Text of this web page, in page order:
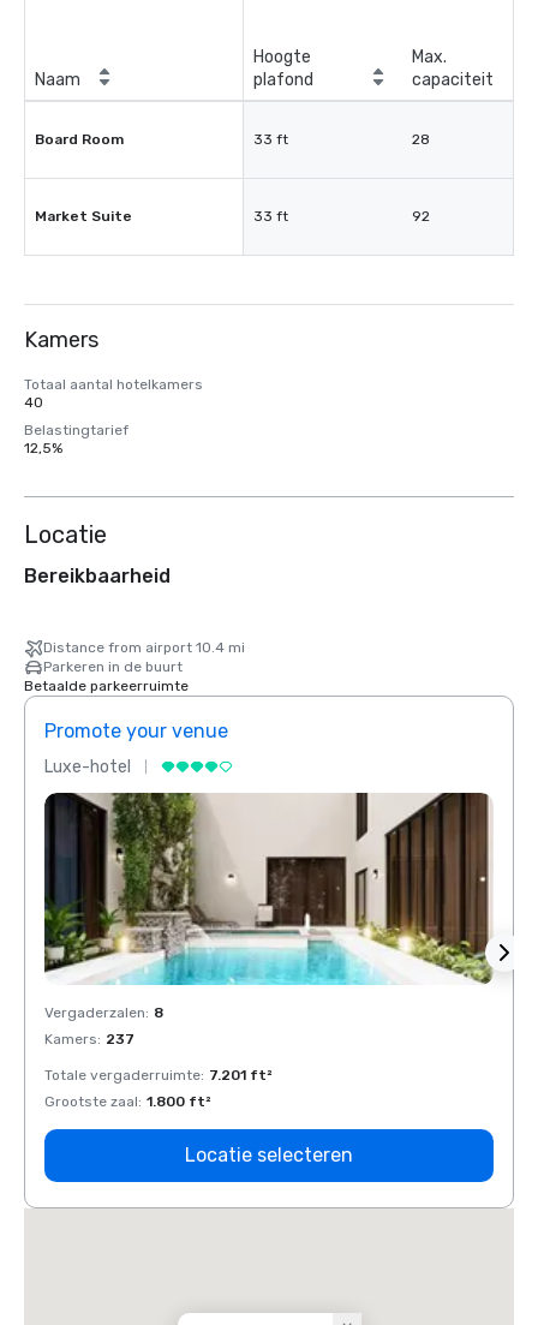
Naam
Hoogte
plafond
Max.
capaciteit
Board Room 33 ft 28
Market Suite 33 ft 92
Kamers
Totaal aantal hotelkamers
40
Belastingtarief
12,5%
Locatie
Bereikbaarheid
Distance from airport 10.4 mi
Parkeren in de buurt
Betaalde parkeerruimte
Promote your venue
Luxe-hotel
Vergaderzalen: 8
Kamers: 237
Totale vergaderruimte: 7.201 ft²
Grootste zaal: 1.800 ft²
Locatie selecteren